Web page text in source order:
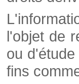
l'objet de
ou
fins